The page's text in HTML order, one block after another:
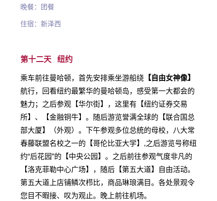
晚餐：团餐
住宿：新泽西
第十二天 纽约
乘车前往曼哈顿，首先安排乘坐游船绕 【自由女神像】
航行，回看纽约最繁华的曼哈顿岛，感受第一大都会的
魅力；之后参观【华尔街】，这里有【纽约证券交易
所】、【金融铜牛】。随后游览誉满全球的【联合国总
部大厦】（外观）。下午参观多位总统的母校，八大常
春藤联盟名校之一的【哥伦比亚大学】,之后游览号称纽
约“后花园”的【中央公园】。之后前往参观气度非凡的
【洛克菲勒中心广场】，随后【第五大道】自由活动。
第五大道上店铺鳞次栉比，商品琳琅满目。各处景观令
您目不暇接、叹为观止。晚上前往机场。